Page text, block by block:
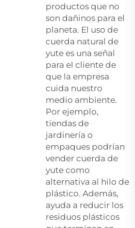
productos que no
son dañinos para el
planeta. El uso de
cuerda natural de
yute es una señal
para el cliente de
que la empresa
cuida nuestro
medio ambiente.
Por ejemplo,
tiendas de
jardinería o
empaques podrían
vender cuerda de
yute como
alternativa al hilo de
plástico. Además,
ayuda a reducir los
residuos plásticos